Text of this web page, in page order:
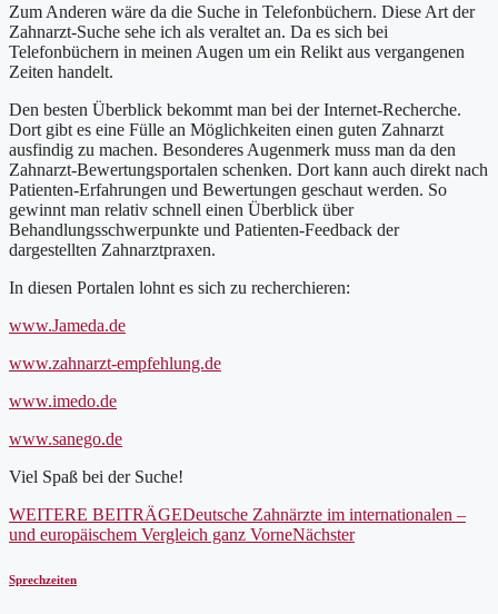
Zum Anderen wäre da die Suche in Telefonbüchern. Diese Art der
Zahnarzt-Suche sehe ich als veraltet an. Da es sich bei
Telefonbüchern in meinen Augen um ein Relikt aus vergangenen
Zeiten handelt.
Den besten Überblick bekommt man bei der Internet-Recherche.
Dort gibt es eine Fülle an Möglichkeiten einen guten Zahnarzt
ausfindig zu machen. Besonderes Augenmerk muss man da den
Zahnarzt-Bewertungsportalen schenken. Dort kann auch direkt nach
Patienten-Erfahrungen und Bewertungen geschaut werden. So
gewinnt man relativ schnell einen Überblick über
Behandlungsschwerpunkte und Patienten-Feedback der
dargestellten Zahnarztpraxen.
In diesen Portalen lohnt es sich zu recherchieren:
www.Jameda.de
www.zahnarzt-empfehlung.de
www.imedo.de
www.sanego.de
Viel Spaß bei der Suche!
WEITERE BEITRÄGEDeutsche Zahnärzte im internationalen –
und europäischem Vergleich ganz VorneNächster
Sprechzeiten